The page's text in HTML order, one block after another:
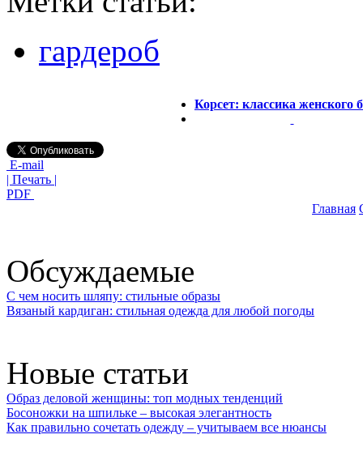
гардероб
Корсет: классика женского
E-mail
| Печать |
PDF
Главная
Обсуждаемые
С чем носить шляпу: стильные образы
Вязаный кардиган: стильная одежда для любой погоды
Новые статьи
Образ деловой женщины: топ модных тенденций
Босоножки на шпильке – высокая элегантность
Как правильно сочетать одежду – учитываем все нюансы